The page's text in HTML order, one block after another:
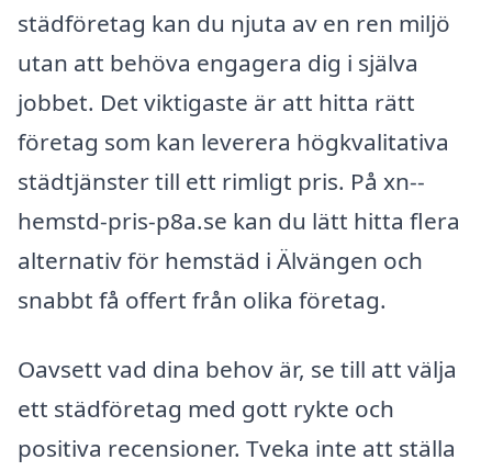
städföretag kan du njuta av en ren miljö
utan att behöva engagera dig i själva
jobbet. Det viktigaste är att hitta rätt
företag som kan leverera högkvalitativa
städtjänster till ett rimligt pris. På xn--
hemstd-pris-p8a.se kan du lätt hitta flera
alternativ för hemstäd i Älvängen och
snabbt få offert från olika företag.
Oavsett vad dina behov är, se till att välja
ett städföretag med gott rykte och
positiva recensioner. Tveka inte att ställa